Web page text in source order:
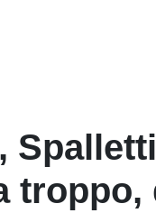
troppo,